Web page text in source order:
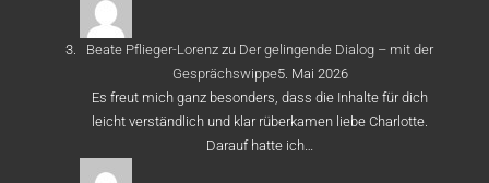
Beate Pflieger-Lorenz zu Der gelingende Dialog – mit der
Gesprächswippe5. Mai 2026
Es freut mich ganz besonders, dass die Inhalte für dich
leicht verständlich und klar rüberkamen liebe Charlotte.
Darauf hatte ich…